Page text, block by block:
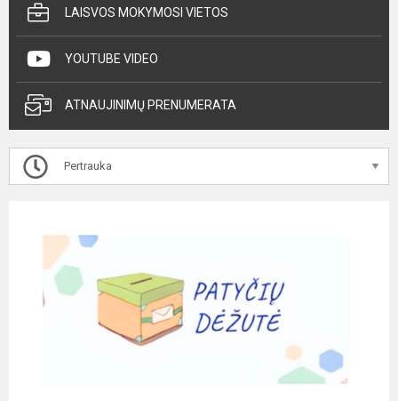
LAISVOS MOKYMOSI VIETOS
YOUTUBE VIDEO
ATNAUJINIMŲ PRENUMERATA
Pertrauka